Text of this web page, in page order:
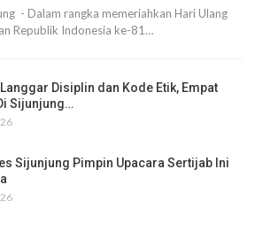
- Dalam rangka memeriahkan Hari Ulang
Republik Indonesia ke-81…
Disiplin dan Kode Etik, Empat
Sijunjung…
Sijunjung Pimpin Upacara Sertijab Ini